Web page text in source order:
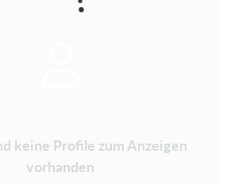
keine Profile zum Anzeigen
vorhanden